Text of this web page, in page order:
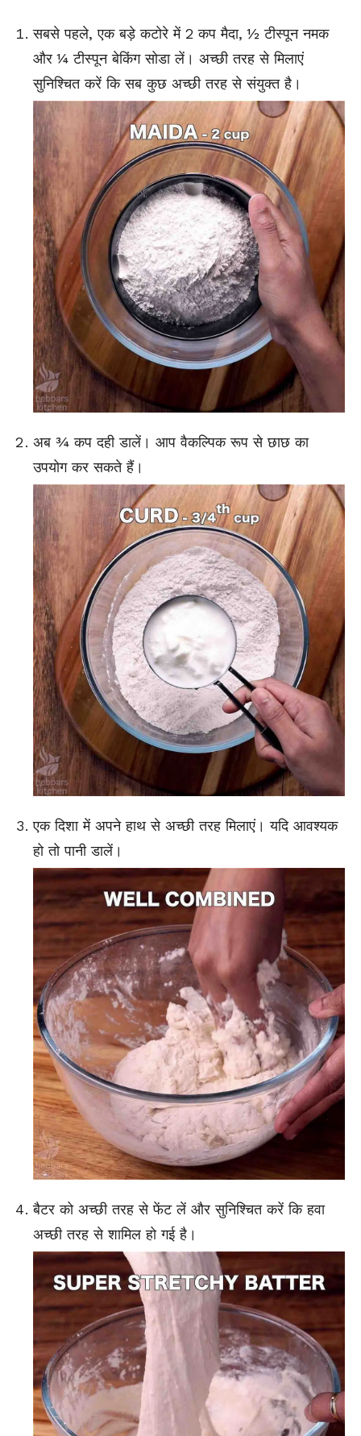
सबसे पहले, एक बड़े कटोरे में 2 कप मैदा, ½ टीस्पून नमक
और ¼ टीस्पून बेकिंग सोडा लें। अच्छी तरह से मिलाएं
सुनिश्चित करें कि सब कुछ अच्छी तरह से संयुक्त है।
अब ¾ कप दही डालें। आप वैकल्पिक रूप से छाछ का
उपयोग कर सकते हैं।
एक दिशा में अपने हाथ से अच्छी तरह मिलाएं। यदि आवश्यक
हो तो पानी डालें।
बैटर को अच्छी तरह से फेंट लें और सुनिश्चित करें कि हवा
अच्छी तरह से शामिल हो गई है।